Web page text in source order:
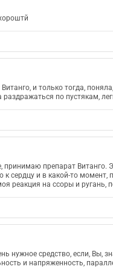
и только тогда,
по пустякам,
препарат Витанго.
к сердцу и в какой-то
реакция на ссоры и
нужное средство, если, Вы,
и напряженность,